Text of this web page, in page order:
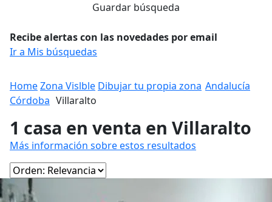
Guardar búsqueda
Recibe alertas con las novedades por email
Ir a Mis búsquedas
HomeZona Vislble Dibujar tu propia zona Andalucía
Córdoba Villaralto
1 casa en venta en Villaralto
Más información sobre estos resultados